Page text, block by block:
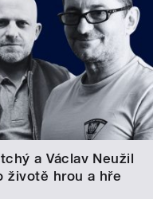
a Václav Neužil
životě hrou a hře